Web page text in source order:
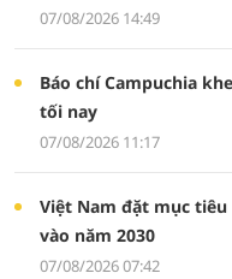
07/08/2026 14:49
Báo chí Campuchia
tối nay
07/08/2026 11:17
Việt Nam đặt mục
vào năm 2030
07/08/2026 07:42